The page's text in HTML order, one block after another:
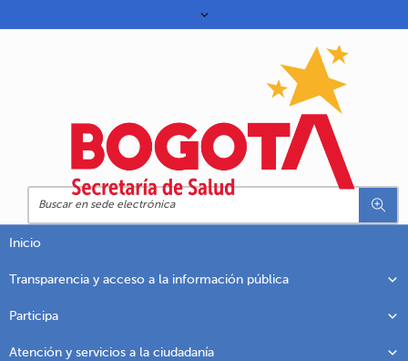
Inicio
Transparencia y acceso a la información pública
Participa
Atención y servicios a la ciudadanía